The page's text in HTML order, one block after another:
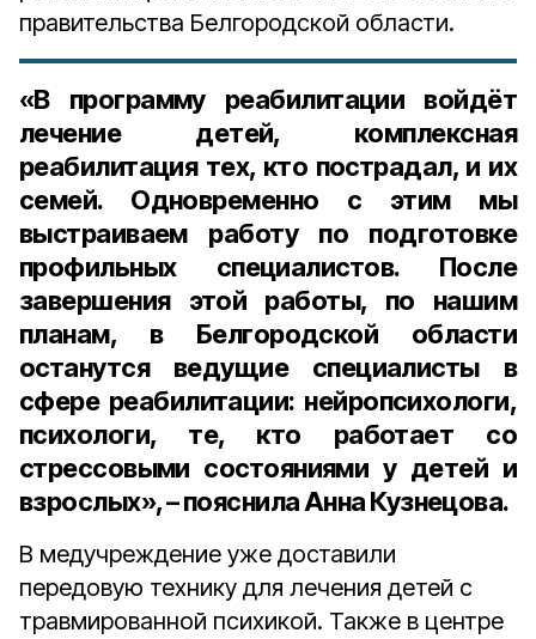
правительства Белгородской области.
«В программу реабилитации войдёт
лечение детей, комплексная
реабилитация тех, кто пострадал, и их
семей. Одновременно с этим мы
выстраиваем работу по подготовке
профильных специалистов. После
завершения этой работы, по нашим
планам, в Белгородской области
останутся ведущие специалисты в
сфере реабилитации: нейропсихологи,
психологи, те, кто работает со
стрессовыми состояниями у детей и
взрослых», – пояснила Анна Кузнецова.
В медучреждение уже доставили
передовую технику для лечения детей с
травмированной психикой. Также в центре